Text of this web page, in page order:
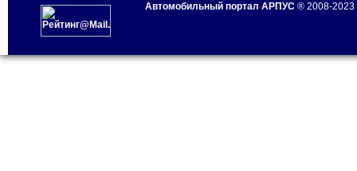
Автомобильный портал АРПУС ® 2008-2023